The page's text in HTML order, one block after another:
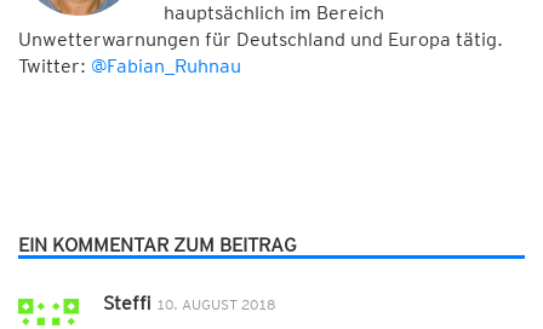
hauptsächlich im Bereich
Unwetterwarnungen für Deutschland und Europa tätig.
Twitter: @Fabian_Ruhnau
EIN KOMMENTAR ZUM BEITRAG
Steffi 10. AUGUST 2018